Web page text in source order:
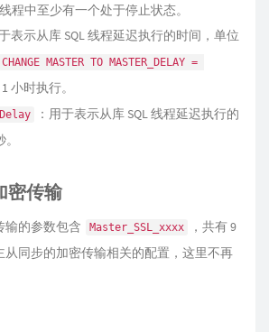
程中至少有一个处于停止状态。
表示从库 SQL 线程延迟执行的时间，单位
CHANGE MASTER TO MASTER_DELAY =
小时执行。
：用于表示从库 SQL 线程延迟执行的
密传输
输的参数包含 Master_SSL_xxxx
，共有 9
从同步的加密传输相关的配置，这里不再